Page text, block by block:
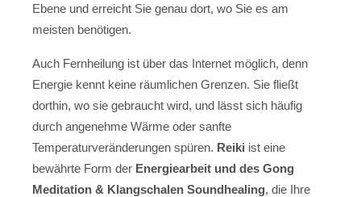
Ebene und erreicht Sie genau dort, wo Sie es am
meisten benötigen.
Auch Fernheilung ist über das Internet möglich, denn
Energie kennt keine räumlichen Grenzen. Sie fließt
dorthin, wo sie gebraucht wird, und lässt sich häufig
durch angenehme Wärme oder sanfte
Temperaturveränderungen spüren. Reiki ist eine
bewährte Form der Energiearbeit und des Gong
Meditation & Klangschalen Soundhealing, die Ihre